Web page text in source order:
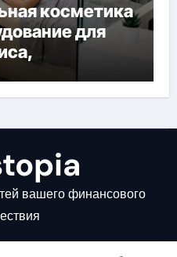
косметика
для
и
вашего финансового